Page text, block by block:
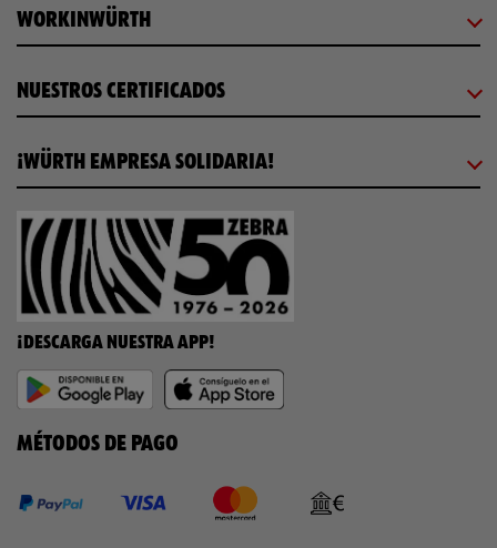
WORKINWÜRTH
NUESTROS CERTIFICADOS
¡WÜRTH EMPRESA SOLIDARIA!
¡DESCARGA NUESTRA APP!
MÉTODOS DE PAGO